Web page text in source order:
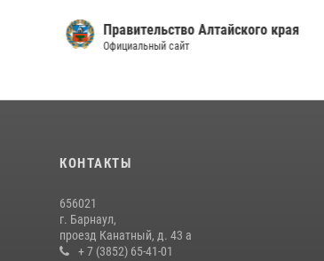
Правительство Алтайского края
Официальный сайт
КОНТАКТЫ
656021
г. Барнаул,
проезд Канатный, д. 43 а
+ 7 (3852) 65-41-01